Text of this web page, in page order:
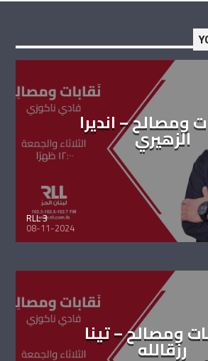
ومصالح – انديرا
الزهيري
RLL 3
08-11-2024
ومصالح – تينا
رزقالله